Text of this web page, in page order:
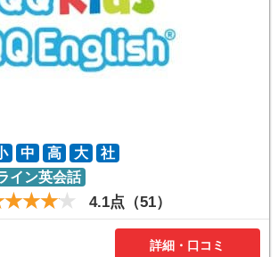
中 高 大
社
イン英会話
4.1点（51）
詳細・口コミ